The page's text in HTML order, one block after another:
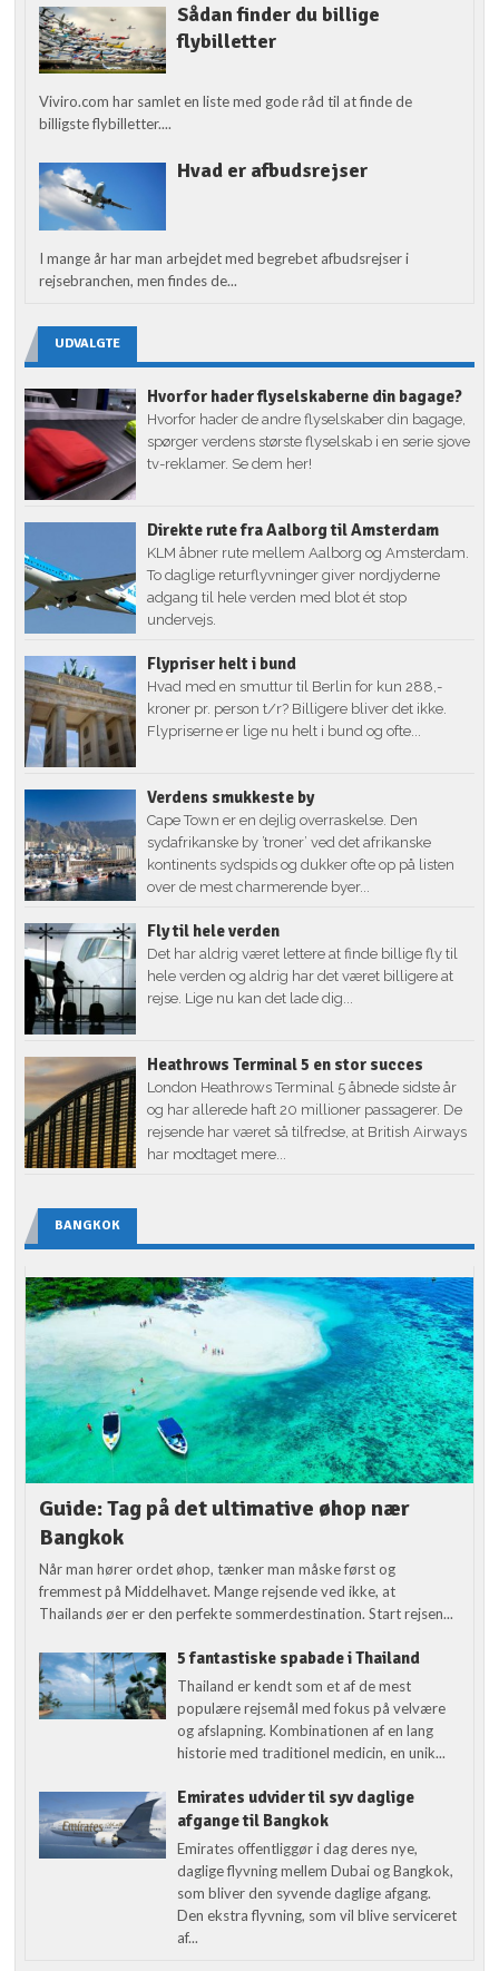
Sådan finder du billige
flybilletter
Viviro.com har samlet en liste med gode råd til at finde de
billigste flybilletter....
Hvad er afbudsrejser
I mange år har man arbejdet med begrebet afbudsrejser i
rejsebranchen, men findes de...
UDVALGTE
Hvorfor hader flyselskaberne din bagage?
Hvorfor hader de andre flyselskaber din bagage,
spørger verdens største flyselskab i en serie sjove
tv-reklamer. Se dem her!
Direkte rute fra Aalborg til Amsterdam
KLM åbner rute mellem Aalborg og Amsterdam.
To daglige returflyvninger giver nordjyderne
adgang til hele verden med blot ét stop
undervejs.
Flypriser helt i bund
Hvad med en smuttur til Berlin for kun 288,-
kroner pr. person t/r? Billigere bliver det ikke.
Flypriserne er lige nu helt i bund og ofte...
Verdens smukkeste by
Cape Town er en dejlig overraskelse. Den
sydafrikanske by ’troner’ ved det afrikanske
kontinents sydspids og dukker ofte op på listen
over de mest charmerende byer...
Fly til hele verden
Det har aldrig været lettere at finde billige fly til
hele verden og aldrig har det været billigere at
rejse. Lige nu kan det lade dig...
Heathrows Terminal 5 en stor succes
London Heathrows Terminal 5 åbnede sidste år
og har allerede haft 20 millioner passagerer. De
rejsende har været så tilfredse, at British Airways
har modtaget mere...
BANGKOK
Guide: Tag på det ultimative øhop nær
Bangkok
Når man hører ordet øhop, tænker man måske først og
fremmest på Middelhavet. Mange rejsende ved ikke, at
Thailands øer er den perfekte sommerdestination. Start rejsen...
5 fantastiske spabade i Thailand
Thailand er kendt som et af de mest
populære rejsemål med fokus på velvære
og afslapning. Kombinationen af en lang
historie med traditionel medicin, en unik...
Emirates udvider til syv daglige
afgange til Bangkok
Emirates offentliggør i dag deres nye,
daglige flyvning mellem Dubai og Bangkok,
som bliver den syvende daglige afgang.
Den ekstra flyvning, som vil blive serviceret
af...